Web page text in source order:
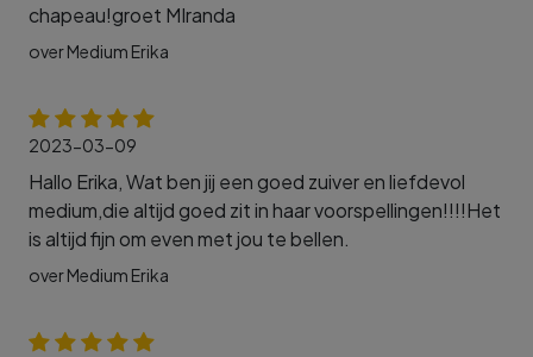
chapeau!groet MIranda
over Medium Erika
2023-03-09
Hallo Erika, Wat ben jij een goed zuiver en liefdevol
medium,die altijd goed zit in haar voorspellingen!!!!Het
is altijd fijn om even met jou te bellen.
over Medium Erika